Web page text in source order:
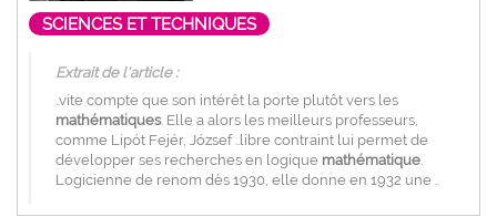
SCIENCES ET TECHNIQUES
Extrait de l'article :
..vite compte que son intérêt la porte plutôt vers les
mathématiques. Elle a alors les meilleurs professeurs,
comme Lipót Fejér, József ..libre contraint lui permet de
développer ses recherches en logique mathématique.
Logicienne de renom dès 1930, elle donne en 1932 une ..